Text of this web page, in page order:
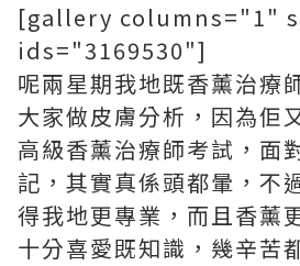
[gallery columns="1"
ids="3169530"]
呢兩星期我地既香薰治療
大家做皮膚分析，因為佢
高級香薰治療師考試，面
記，其實真係頭都暈，不
得我地更專業，而且香薰
十分喜愛既知識，幾辛苦